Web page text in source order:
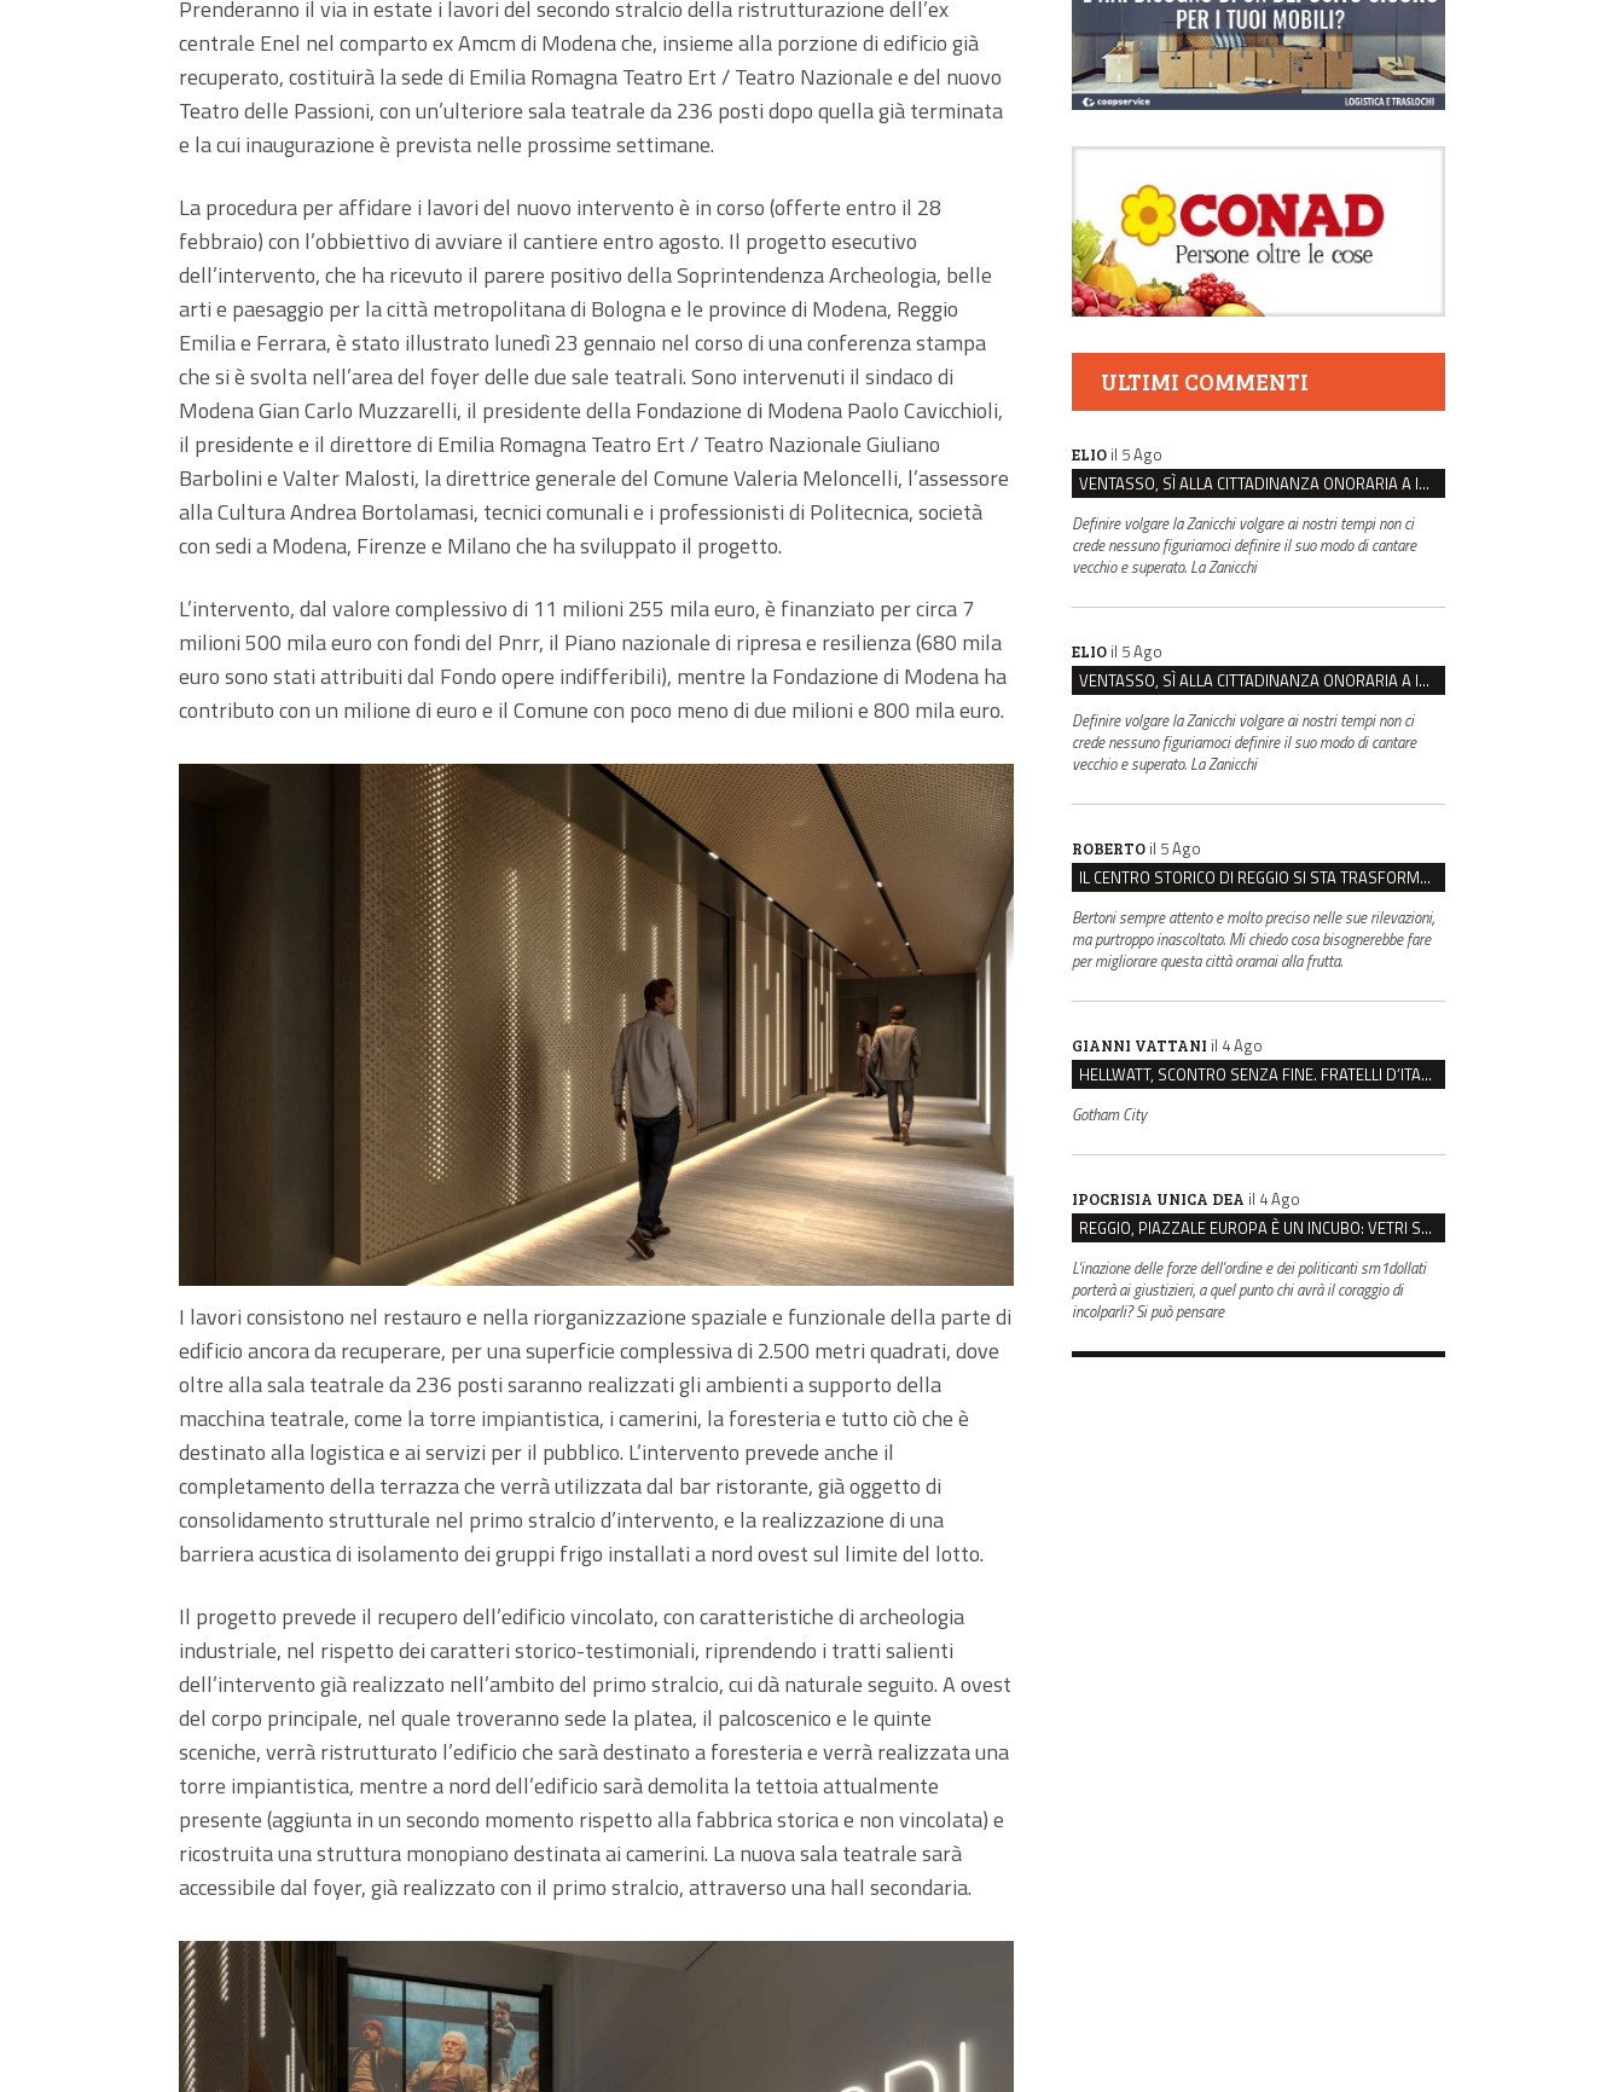
Prenderanno il via in estate i lavori del secondo stralcio della ristrutturazione dell’ex
centrale Enel nel comparto ex Amcm di Modena che, insieme alla porzione di edificio già
recuperato, costituirà la sede di Emilia Romagna Teatro Ert / Teatro Nazionale e del nuovo
Teatro delle Passioni, con un’ulteriore sala teatrale da 236 posti dopo quella già terminata
e la cui inaugurazione è prevista nelle prossime settimane.
La procedura per affidare i lavori del nuovo intervento è in corso (offerte entro il 28
febbraio) con l’obbiettivo di avviare il cantiere entro agosto. Il progetto esecutivo
dell’intervento, che ha ricevuto il parere positivo della Soprintendenza Archeologia, belle
arti e paesaggio per la città metropolitana di Bologna e le province di Modena, Reggio
Emilia e Ferrara, è stato illustrato lunedì 23 gennaio nel corso di una conferenza stampa
che si è svolta nell’area del foyer delle due sale teatrali. Sono intervenuti il sindaco di
Modena Gian Carlo Muzzarelli, il presidente della Fondazione di Modena Paolo Cavicchioli,
il presidente e il direttore di Emilia Romagna Teatro Ert / Teatro Nazionale Giuliano
Barbolini e Valter Malosti, la direttrice generale del Comune Valeria Meloncelli, l’assessore
alla Cultura Andrea Bortolamasi, tecnici comunali e i professionisti di Politecnica, società
con sedi a Modena, Firenze e Milano che ha sviluppato il progetto.
L’intervento, dal valore complessivo di 11 milioni 255 mila euro, è finanziato per circa 7
milioni 500 mila euro con fondi del Pnrr, il Piano nazionale di ripresa e resilienza (680 mila
euro sono stati attribuiti dal Fondo opere indifferibili), mentre la Fondazione di Modena ha
contributo con un milione di euro e il Comune con poco meno di due milioni e 800 mila euro.
I lavori consistono nel restauro e nella riorganizzazione spaziale e funzionale della parte di
edificio ancora da recuperare, per una superficie complessiva di 2.500 metri quadrati, dove
oltre alla sala teatrale da 236 posti saranno realizzati gli ambienti a supporto della
macchina teatrale, come la torre impiantistica, i camerini, la foresteria e tutto ciò che è
destinato alla logistica e ai servizi per il pubblico. L’intervento prevede anche il
completamento della terrazza che verrà utilizzata dal bar ristorante, già oggetto di
consolidamento strutturale nel primo stralcio d’intervento, e la realizzazione di una
barriera acustica di isolamento dei gruppi frigo installati a nord ovest sul limite del lotto.
Il progetto prevede il recupero dell’edificio vincolato, con caratteristiche di archeologia
industriale, nel rispetto dei caratteri storico-testimoniali, riprendendo i tratti salienti
dell’intervento già realizzato nell’ambito del primo stralcio, cui dà naturale seguito. A ovest
del corpo principale, nel quale troveranno sede la platea, il palcoscenico e le quinte
sceniche, verrà ristrutturato l’edificio che sarà destinato a foresteria e verrà realizzata una
torre impiantistica, mentre a nord dell’edificio sarà demolita la tettoia attualmente
presente (aggiunta in un secondo momento rispetto alla fabbrica storica e non vincolata) e
ricostruita una struttura monopiano destinata ai camerini. La nuova sala teatrale sarà
accessibile dal foyer, già realizzato con il primo stralcio, attraverso una hall secondaria.
ULTIMI COMMENTI
ELIO il 5 Ago
VENTASSO, SÌ ALLA CITTADINANZA ONORARIA A IVA ZANICCHI. MA BARGIACCHI: “È DI PESSIMO GUSTO”
Definire volgare la Zanicchi volgare ai nostri tempi non ci
crede nessuno figuriamoci definire il suo modo di cantare
vecchio e superato. La Zanicchi
ELIO il 5 Ago
VENTASSO, SÌ ALLA CITTADINANZA ONORARIA A IVA ZANICCHI. MA BARGIACCHI: “È DI PESSIMO GUSTO”
Definire volgare la Zanicchi volgare ai nostri tempi non ci
crede nessuno figuriamoci definire il suo modo di cantare
vecchio e superato. La Zanicchi
ROBERTO il 5 Ago
IL CENTRO STORICO DI REGGIO SI STA TRASFORMANDO, E NON IN MEGLIO
Bertoni sempre attento e molto preciso nelle sue rilevazioni,
ma purtroppo inascoltato. Mi chiedo cosa bisognerebbe fare
per migliorare questa città oramai alla frutta.
GIANNI VATTANI il 4 Ago
HELLWATT, SCONTRO SENZA FINE. FRATELLI D’ITALIA: “MILANI PORTA DOCUMENTI, DE FRANCO INSULTI”
Gotham City
IPOCRISIA UNICA DEA il 4 Ago
REGGIO, PIAZZALE EUROPA È UN INCUBO: VETRI SPACCATI E FURTI SULLE AUTO IN SOSTA
L'inazione delle forze dell'ordine e dei politicanti sm1dollati
porterà ai giustizieri, a quel punto chi avrà il coraggio di
incolparli? Si può pensare